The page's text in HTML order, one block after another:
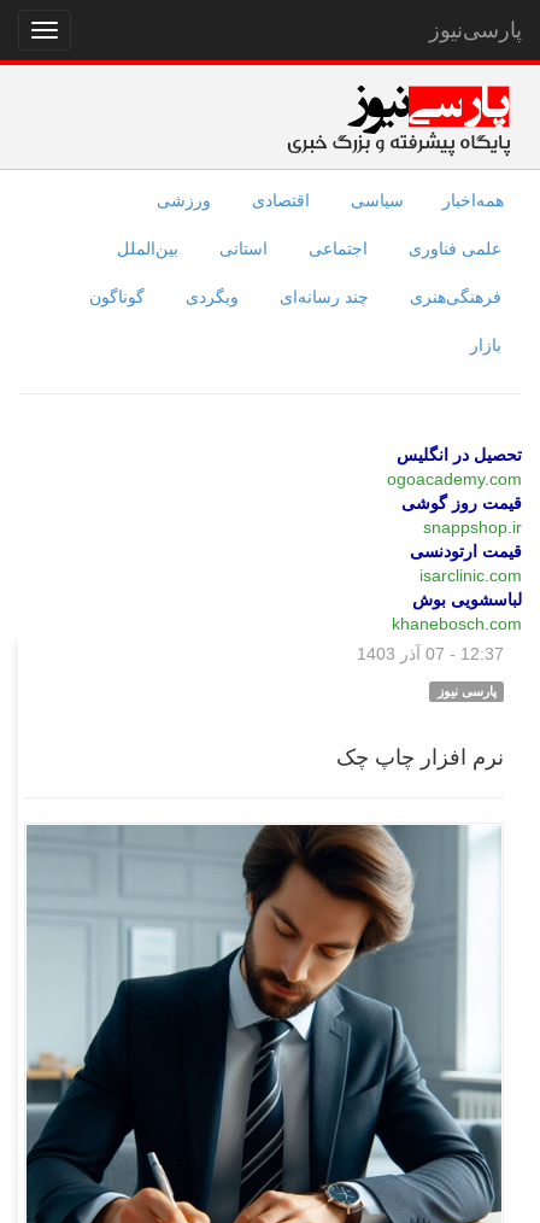
نمایش
منو
پارسی‌نیوز
همه‌اخبار سیاسی اقتصادی ورزشی
علمی فناوری اجتماعی استانی بین‌الملل
فرهنگی‌هنری چند رسانه‌ای وبگردی گوناگون
بازار
تحصیل در انگلیس
ogoacademy.com
قیمت روز گوشی
snappshop.ir
قیمت ارتودنسی
isarclinic.com
لباسشویی بوش
khanebosch.com
12:37 - 07 آذر 1403
پارسی نیوز
نرم افزار چاپ چک